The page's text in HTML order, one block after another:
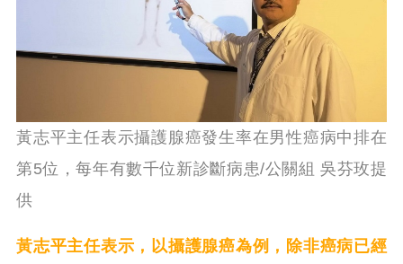
黃志平主任表示攝護腺癌發生率在男性癌病中排在
第5位，每年有數千位新診斷病患/公關組 吳芬玫提
供
黃志平主任表示，以攝護腺癌為例，除非癌病已經